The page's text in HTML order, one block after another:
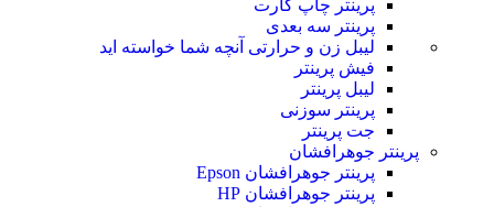
پرینتر چاپ کارت
پرینتر سه بعدی
لیبل زن و حرارتی آنچه شما خواسته اید
فیش پرینتر
لیبل پرینتر
پرینتر سوزنی
جت پرینتر
پرینتر جوهرافشان
پرینتر جوهرافشان Epson
پرینتر جوهرافشان HP